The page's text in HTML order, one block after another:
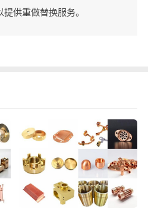
供重做替换服务。